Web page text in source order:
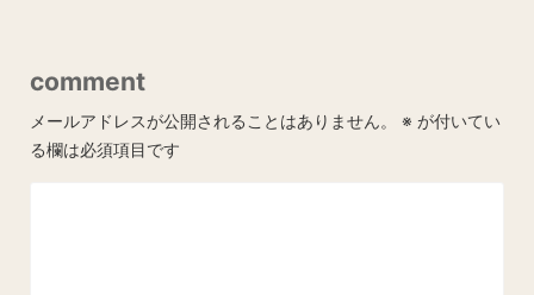
comment
メールアドレスが公開されることはありません。 ※ が付いてい
る欄は必須項目です